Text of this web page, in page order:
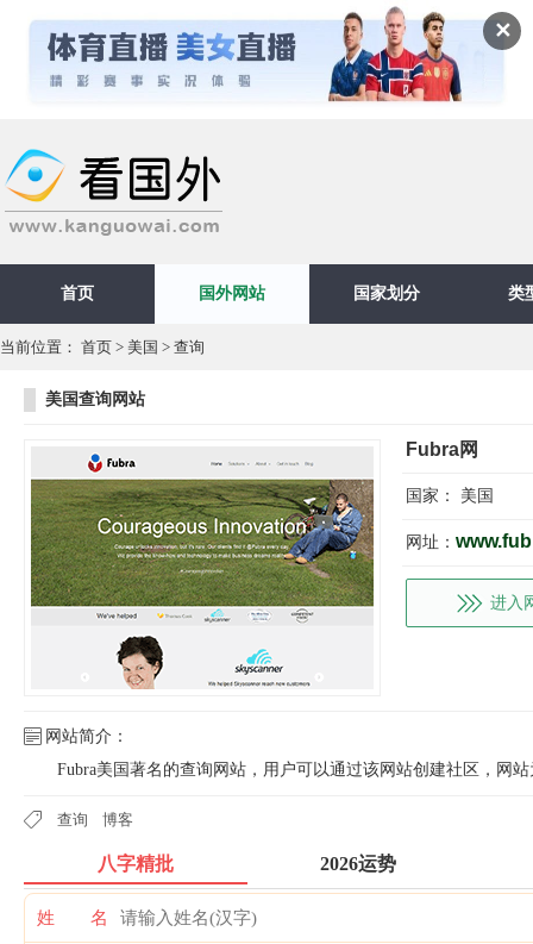
✕
首页 国外网站 国家划分 类
当前位置： 首页 > 美国 > 查询
美国查询网站
Fubra网
国家： 美国
网址：
进入
网站简介：
Fubra美国著名的查询网站，用户可以通过该网站创建社区，网
查询 博客
八字精批 2026运势
姓 名